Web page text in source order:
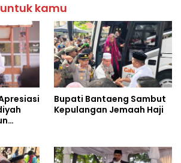
kamu
Bupati Bantaeng Sambut
Kepulangan Jemaah Haji